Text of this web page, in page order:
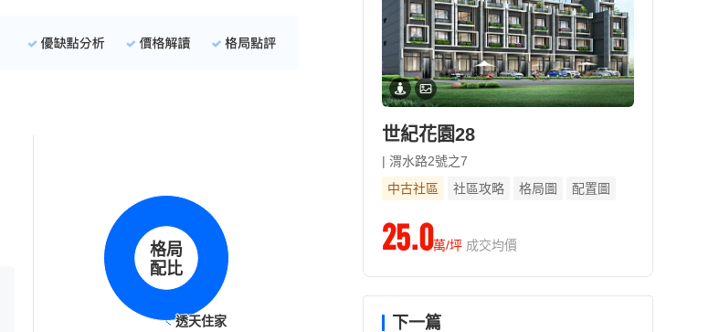
格局
配比
透天住家
透天住家
世紀花園28
| 渭水路2號之7
中古社區
社區攻略 格局圖 配置圖
25.0萬/坪 成交均價
下一篇